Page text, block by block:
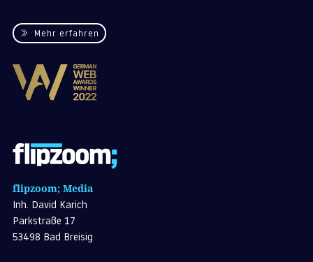
Mehr erfahren
flipzoom; Media
Inh. David Karich
Parkstraße 17
53498 Bad Breisig